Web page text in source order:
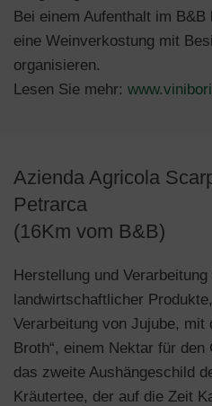
Bei einem Aufenthalt im
eine Weinverkostung mit
organisieren.
Lesen Sie mehr:
Azienda Agricola
Petrarca
(16Km vom B&B)
Herstellung und
landwirtschaftlicher
Verarbeitung von Jujube, mit
Broth“, einem Nektar für
das zweite Aushängeschild
Kräutertee, der auf die Zeit